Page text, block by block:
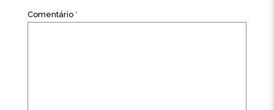
Comentário *